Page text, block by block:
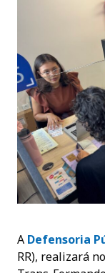
A Defensoria
RR), realizará